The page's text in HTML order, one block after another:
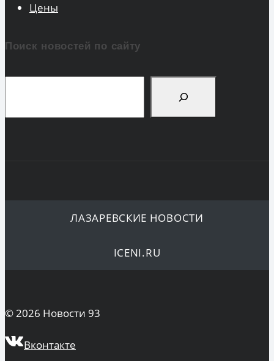
Цены
Поиск новостей по сайту
ЛАЗАРЕВСКИЕ НОВОСТИ
ICENI.RU
© 2026 Новости 93
Вконтакте